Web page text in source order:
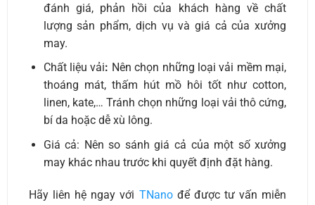
đánh giá, phản hồi của khách hàng về chất
lượng sản phẩm, dịch vụ và giá cả của xưởng
may.
Chất liệu vải: Nên chọn những loại vải mềm mại,
thoáng mát, thấm hút mồ hôi tốt như cotton,
linen, kate,… Tránh chọn những loại vải thô cứng,
bí da hoặc dễ xù lông.
Giá cả: Nên so sánh giá cả của một số xưởng
may khác nhau trước khi quyết định đặt hàng.
Hãy liên hệ ngay với TNanođể được tư vấn miễn